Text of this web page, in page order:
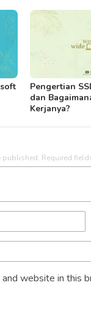
Pengertian
dan
Kerjanya?
published. Required
and website in this